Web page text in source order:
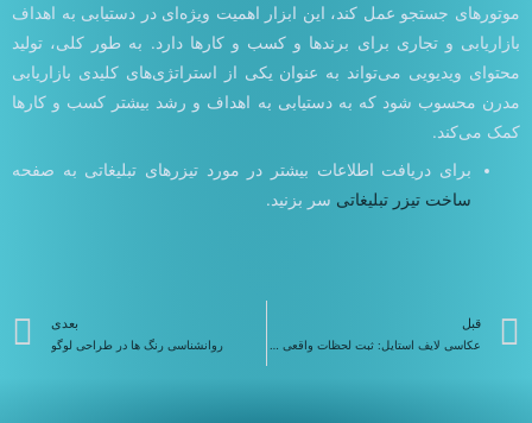
موتورهای جستجو عمل کند، این ابزار اهمیت ویژه‌ای در دستیابی به اهداف
بازاریابی و تجاری برای برندها و کسب و کارها دارد. به طور کلی، تولید
محتوای ویدیویی می‌تواند به عنوان یکی از استراتژی‌های کلیدی بازاریابی
مدرن محسوب شود که به دستیابی به اهداف و رشد بیشتر کسب و کارها
کمک می‌کند.
برای دریافت اطلاعات بیشتر در مورد تیزرهای تبلیغاتی به صفحه
ساخت تیزر تبلیغاتی سر بزنید.
قبلی
قبل
عکاسی لایف استایل: ثبت لحظات واقعی زندگی
بعدی
روانشناسی رنگ ها در طراحی لوگو